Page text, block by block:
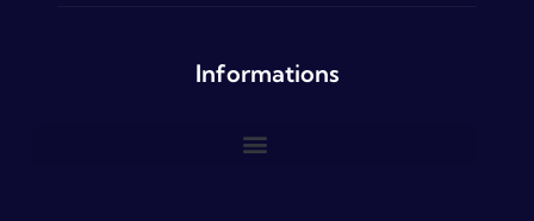
Informations